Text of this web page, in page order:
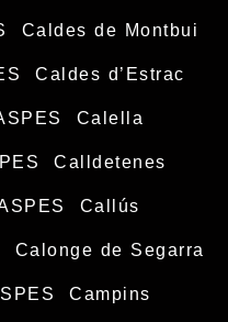
Caldes de Montbui
Caldes d’Estrac
Calella
Calldetenes
Callús
de Segarra
Campins